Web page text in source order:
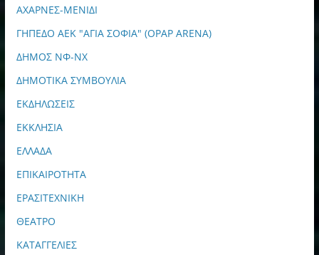
ΑΧΑΡΝΕΣ-ΜΕΝΙΔΙ
ΓΗΠΕΔΟ ΑΕΚ "ΑΓΙΑ ΣΟΦΙΑ" (OPAP ARENA)
ΔΗΜΟΣ ΝΦ-ΝΧ
ΔΗΜΟΤΙΚΑ ΣΥΜΒΟΥΛΙΑ
ΕΚΔΗΛΩΣΕΙΣ
ΕΚΚΛΗΣΙΑ
ΕΛΛΑΔΑ
ΕΠΙΚΑΙΡΟΤΗΤΑ
ΕΡΑΣΙΤΕΧΝΙΚΗ
ΘΕΑΤΡΟ
ΚΑΤΑΓΓΕΛΙΕΣ